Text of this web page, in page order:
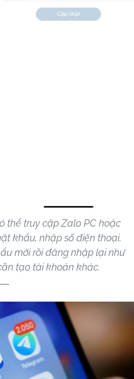
thể truy cập Zalo PC hoặc
khẩu, nhập số điện thoại,
mới rồi đăng nhập lại như
tạo tài khoản khác.